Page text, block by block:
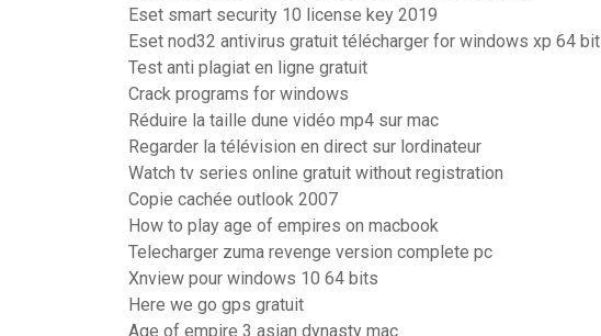
Eset smart security 10 license key 2019
Eset nod32 antivirus gratuit télécharger for windows xp 64 bit
Test anti plagiat en ligne gratuit
Crack programs for windows
Réduire la taille dune vidéo mp4 sur mac
Regarder la télévision en direct sur lordinateur
Watch tv series online gratuit without registration
Copie cachée outlook 2007
How to play age of empires on macbook
Telecharger zuma revenge version complete pc
Xnview pour windows 10 64 bits
Here we go gps gratuit
Age of empire 3 asian dynasty mac